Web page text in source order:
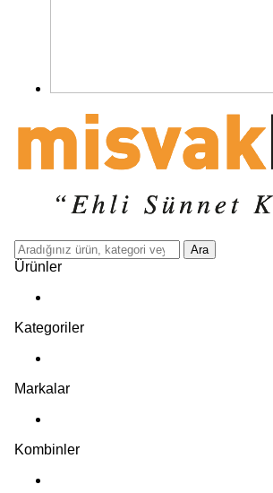
Ara
Ürünler
Kategoriler
Markalar
Kombinler